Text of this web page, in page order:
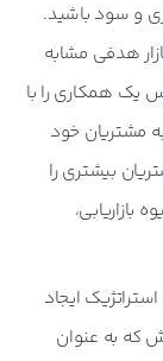
و سود باشید.
هدفی مشابه
یک همکاری را با
مشتریان خود
بیشتری را
ایجاد
که به عنوان